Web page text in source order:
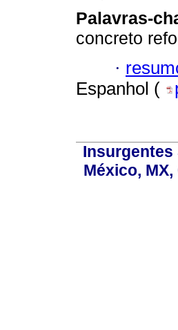
Palavras-
concreto
·
Espanhol (
Insurgentes
México,